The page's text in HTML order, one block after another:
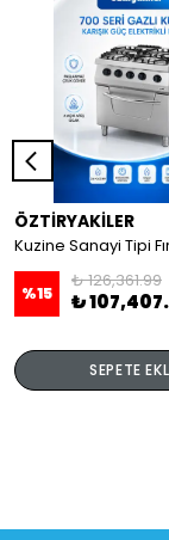
ÖZTİRYAKİLER
%15
₺ 126,361.99
₺
SEPETE